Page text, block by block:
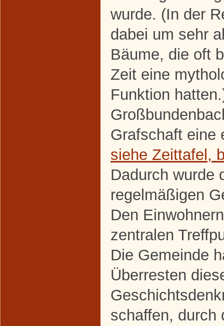
wurde. (In der
dabei um sehr
Bäume, die oft
Zeit eine
Funktion
Grafschaft eine
siehe Zeittafel,
Dadurch wurde
regelmäßigen
Den
zentralen
Die Gemeinde
Überresten
schaffen, durch